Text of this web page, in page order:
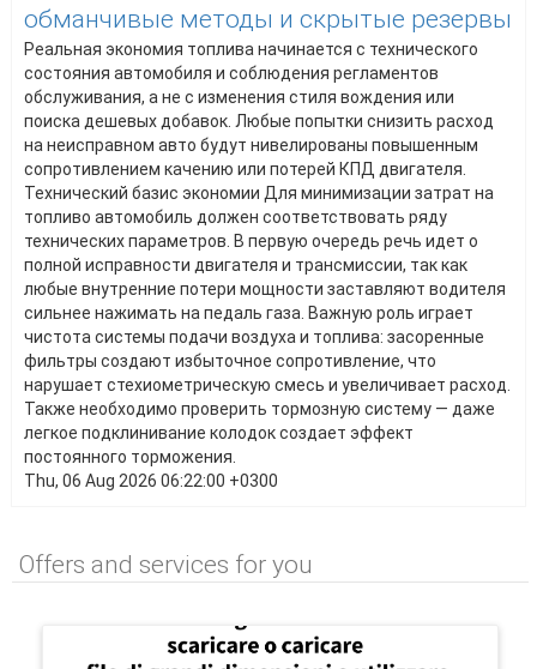
обманчивые методы и скрытые резервы
Реальная экономия топлива начинается с технического
состояния автомобиля и соблюдения регламентов
обслуживания, а не с изменения стиля вождения или
поиска дешевых добавок. Любые попытки снизить расход
на неисправном авто будут нивелированы повышенным
сопротивлением качению или потерей КПД двигателя.
Технический базис экономии Для минимизации затрат на
топливо автомобиль должен соответствовать ряду
технических параметров. В первую очередь речь идет о
полной исправности двигателя и трансмиссии, так как
любые внутренние потери мощности заставляют водителя
сильнее нажимать на педаль газа. Важную роль играет
чистота системы подачи воздуха и топлива: засоренные
фильтры создают избыточное сопротивление, что
нарушает стехиометрическую смесь и увеличивает расход.
Также необходимо проверить тормозную систему — даже
легкое подклинивание колодок создает эффект
постоянного торможения.
Thu, 06 Aug 2026 06:22:00 +0300
Offers and services for you